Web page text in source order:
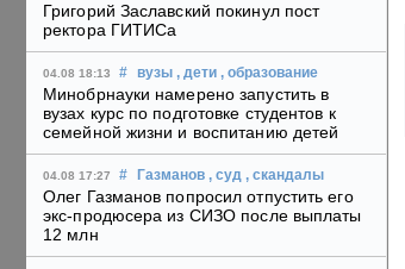
Григорий Заславский покинул пост
ректора ГИТИСа
04.08 18:13 # вузы , дети , образование
Минобрнауки намерено запустить в
вузах курс по подготовке студентов к
семейной жизни и воспитанию детей
04.08 17:27 # Газманов , суд , скандалы
Олег Газманов попросил отпустить его
экс-продюсера из СИЗО после выплаты
12 млн